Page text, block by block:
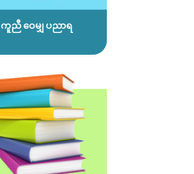
ကူညီ ဝေမျှ ပညာရ